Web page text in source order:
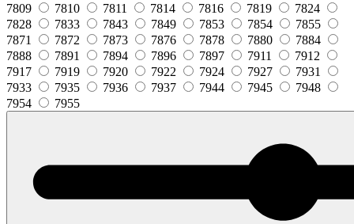
7809
7810 7811 7814 7816 7819
7824
7828
7833 7843 7849 7853 7854
7855
7871
7872 7873 7876 7878 7880
7884
7888
7891 7894 7896 7897 7911
7912
7917
7919 7920 7922 7924 7927
7931
7933
7935 7936 7937 7944 7945
7948
7954
7955